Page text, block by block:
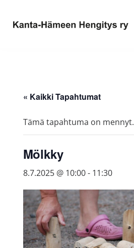
pääsisältöön
alatunnisteeseen
Hengitys
erityisesti
sinua
keuhkoahtaumatauti,uniapnea,
muut
huono
sisäilma
allergiat.
« Kaikki Tapahtumat
Tämä tapahtuma on mennyt.
Mölkky
8.7.2025 @ 10:00- 11:30